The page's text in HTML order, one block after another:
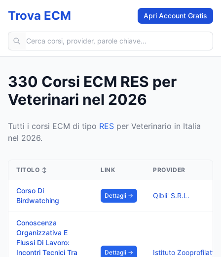
Trova ECM Apri Account Gratis
Cerca corsi ECM
330 Corsi ECM RES per
Veterinari nel 2026
Tutti i corsi ECM di tipo RES per Veterinario in Italia
nel 2026.
TITOLO ↕ LINK PROVIDER
Corso Di
Birdwatching
Dettagli → Qibli' S.R.L.
Conoscenza
Organizzativa E
Flussi Di Lavoro:
Incontri Tecnici Tra
Dettagli →